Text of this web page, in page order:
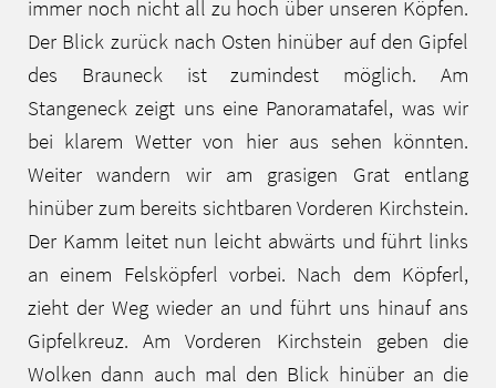
immer noch nicht all zu hoch über unseren Köpfen.
Der Blick zurück nach Osten hinüber auf den Gipfel
des Brauneck ist zumindest möglich. Am
Stangeneck zeigt uns eine Panoramatafel, was wir
bei klarem Wetter von hier aus sehen könnten.
Weiter wandern wir am grasigen Grat entlang
hinüber zum bereits sichtbaren Vorderen Kirchstein.
Der Kamm leitet nun leicht abwärts und führt links
an einem Felsköpferl vorbei. Nach dem Köpferl,
zieht der Weg wieder an und führt uns hinauf ans
Gipfelkreuz. Am Vorderen Kirchstein geben die
Wolken dann auch mal den Blick hinüber an die